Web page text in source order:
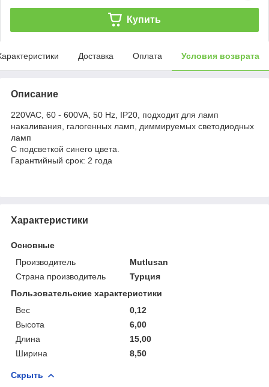
Купить
Доставка Оплата Условия возврата
Описание
220VAC, 60 - 600VA, 50 Hz, IP20, подходит для ламп
накаливания, галогенных ламп, диммируемых светодиодных
ламп
С подсветкой синего цвета.
Гарантийный срок: 2 года
Характеристики
Основные
Производитель
Mutlusan
Страна производитель
Турция
Пользовательские характеристики
Вес
0,12
Высота
6,00
Длина
15,00
Ширина
8,50
Скрыть